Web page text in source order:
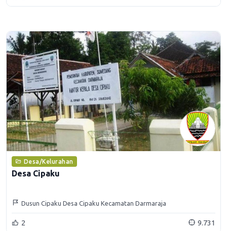
Desa/Kelurahan
Desa Cipaku
Dusun Cipaku Desa Cipaku Kecamatan Darmaraja
2 9.731